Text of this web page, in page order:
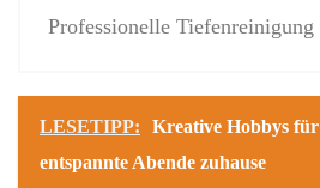
Professionelle Tiefenreinigung
LESETIPP:
Kreative Hobbys für
entspannte Abende zuhause